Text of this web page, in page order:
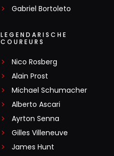
Gabriel Bortoleto
LEGENDARISCHE
COUREURS
Nico Rosberg
Alain Prost
Michael Schumacher
Alberto Ascari
Ayrton Senna
Gilles Villeneuve
James Hunt